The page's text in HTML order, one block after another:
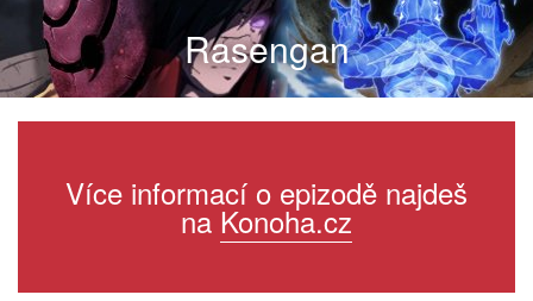
Rasengan
Více informací o epizodě najdeš
na Konoha.cz